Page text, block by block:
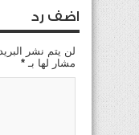
اضف رد
لن يتم نشر
مشار لها بـ *